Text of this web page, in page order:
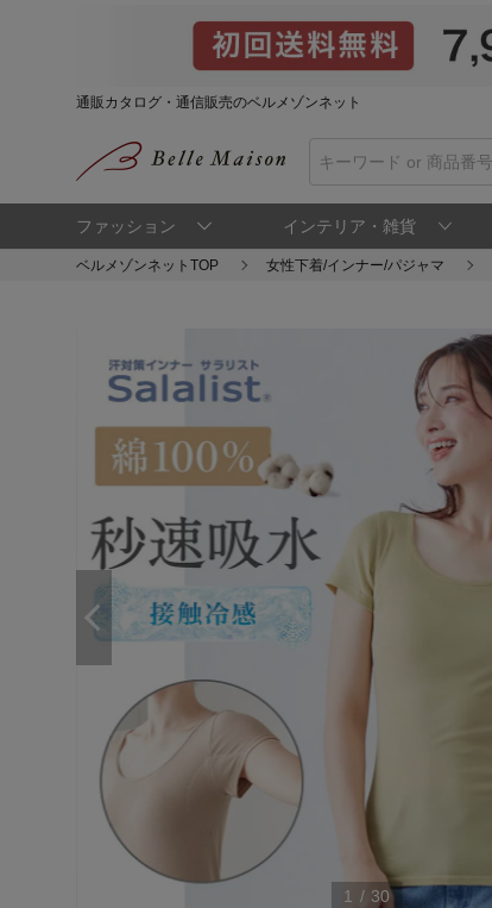
通販カタログ・通信販売のベルメゾンネット
ファッション インテリア・雑貨
ベルメゾンネットTOP 女性下着/インナー/パジャマ
1 / 30